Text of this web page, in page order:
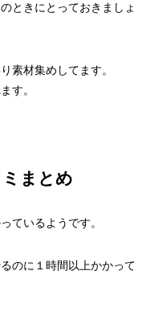
ときにとっておきましょ
素材集めしてます。
す。
まとめ
ているようです。
のに１時間以上かかって